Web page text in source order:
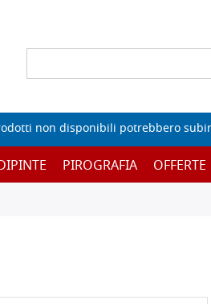
non disponibili potrebbero
PIROGRAFIA OFFERTE